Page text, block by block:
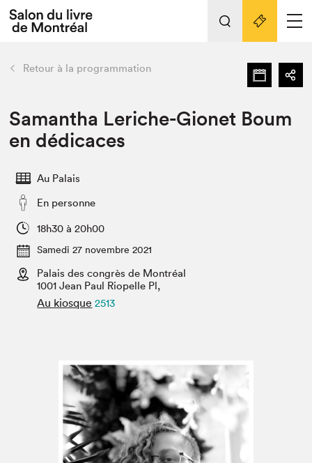
Espace exposant⋅e⋅s
Espace enseignant·e·s
L'événement
Préparer sa visite au Salon
SLM PRO
retour Nos activités
Préparer sa visite
Salon au Palais
Salon dans la ville et en ligne
Projets partenaires
Liens pratiques
Retour à la programmation
Samantha Leriche-Gionet Boum
en dédicaces
Au Palais
En personne
18h30 à 20h00
Samedi 27 novembre 2021
Palais des congrès de Montréal
1001 Jean Paul Riopelle Pl,
Au kiosque 2513